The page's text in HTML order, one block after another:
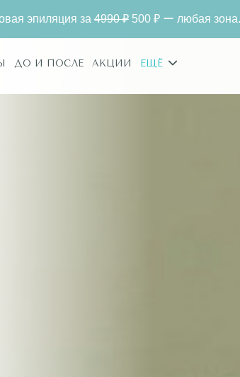
ДО И ПОСЛЕ АКЦИИ ЕЩЁ
любая зона. Только для новых клиентов.